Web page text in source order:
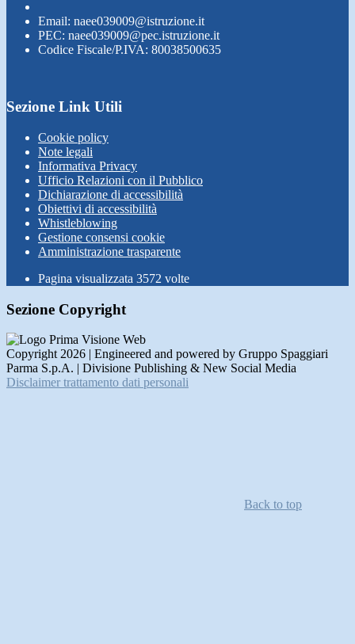
Email: naee039009@istruzione.it
PEC: naee039009@pec.istruzione.it
Codice Fiscale/P.IVA: 80038500635
Sezione Link Utili
Cookie policy
Note legali
Informativa Privacy
Ufficio Relazioni con il Pubblico
Dichiarazione di accessibilità
Obiettivi di accessibilità
Whistleblowing
Gestione consensi cookie
Amministrazione trasparente
Pagina visualizzata 3572 volte
Sezione Copyright
Copyright 2026 | Engineered and powered by Gruppo Spaggiari
Parma S.p.A. | Divisione Publishing & New Social Media
Disclaimer trattamento dati personali
Back to top